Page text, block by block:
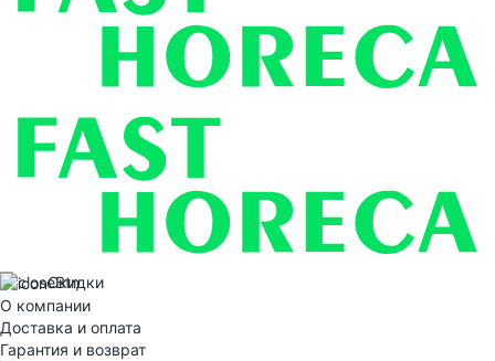
Скидки
О компании
Доставка и оплата
Гарантия и возврат